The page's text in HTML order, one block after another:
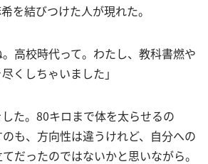
を結びつけた人が現れた。
。高校時代って。わたし、教科書燃や
くしちゃいました」
た。80キロまで体を太らせるの
も、方向性は違うけれど、自分への
だったのではないかと思いながら。